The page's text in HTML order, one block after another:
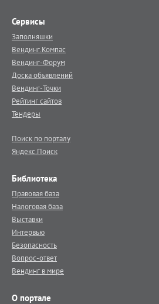
Сервисы
Заполняшки
Вендинг.Компас
Вендинг-Форум
Доска объявлений
Вендинг-Точки
Рейтинг сайтов
Тендеры
Поиск по порталу
Яндекс.Поиск
Библиотека
Правовая база
Налоговая база
Выставки
Интервью
Безопасность
Вопрос-ответ
Вендинг в мире
О портале